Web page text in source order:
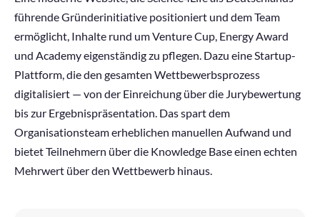
führende Gründerinitiative positioniert und dem Team
ermöglicht, Inhalte rund um Venture Cup, Energy Award
und Academy eigenständig zu pflegen. Dazu eine Startup-
Plattform, die den gesamten Wettbewerbsprozess
digitalisiert — von der Einreichung über die Jurybewertung
bis zur Ergebnispräsentation. Das spart dem
Organisationsteam erheblichen manuellen Aufwand und
bietet Teilnehmern über die Knowledge Base einen echten
Mehrwert über den Wettbewerb hinaus.